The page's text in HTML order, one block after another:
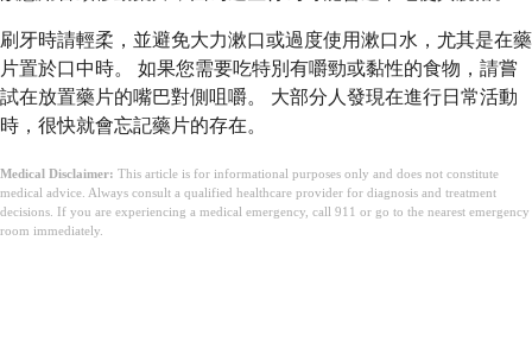
刷牙時請輕柔，並避免大力漱口或過度使用漱口水，尤其是在藥
片置於口中時。 如果您需要吃特別有嚼勁或黏性的食物，請嘗
試在放置藥片的嘴巴對側咀嚼。 大部分人發現在進行日常活動
時，很快就會忘記藥片的存在。
Medical Disclaimer: This article is for informational purposes only and does not constitute
medical advice. Always consult a qualified healthcare provider for diagnosis and treatment
decisions. If you are experiencing a medical emergency, call 911 or go to the nearest emergency
room immediately.